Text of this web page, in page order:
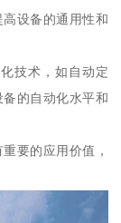
设备的通用性和
技术，如自动定
的自动化水平和
要的应用价值，